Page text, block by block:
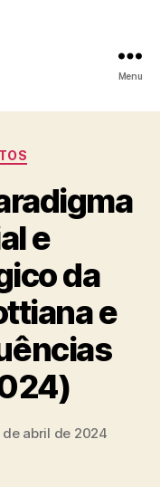
Menu
e
da
e
de abril de 2024